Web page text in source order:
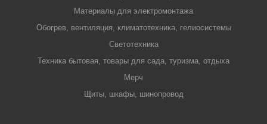
Материалы для электромонтажа
Обогрев, вентиляция, климатотехника, гелиосистемы
Светотехника
Техника бытовая, товары для сада, туризма, отдыха
Мерч
Щиты, шкафы, шинопровод